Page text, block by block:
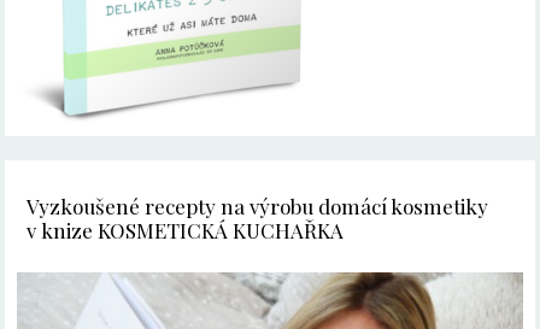
Vyzkoušené recepty na výrobu domácí kosmetiky
v knize KOSMETICKÁ KUCHAŘKA